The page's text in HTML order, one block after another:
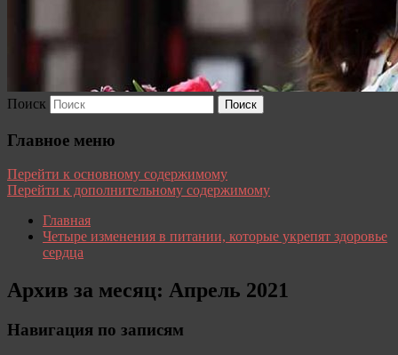
Поиск
Главное меню
Перейти к основному содержимому
Перейти к дополнительному содержимому
Главная
Четыре изменения в питании, которые укрепят здоровье
сердца
Архив за месяц: Апрель 2021
Навигация по записям